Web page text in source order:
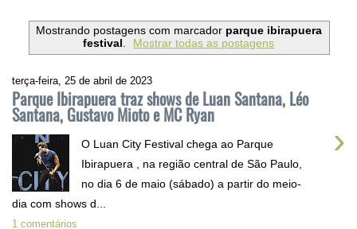
Mostrando postagens com marcador parque ibirapuera
festival. Mostrar todas as postagens
terça-feira, 25 de abril de 2023
Parque Ibirapuera traz shows de Luan Santana, Léo
Santana, Gustavo Mioto e MC Ryan
›
O Luan City Festival chega ao Parque
Ibirapuera , na região central de São Paulo,
no dia 6 de maio (sábado) a partir do meio-
dia com shows d...
1 comentários